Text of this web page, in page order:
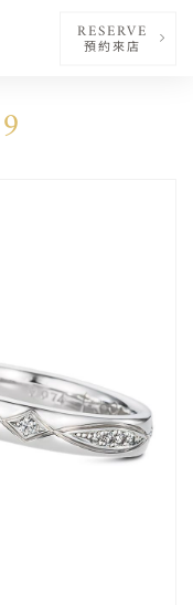
RESERVE
預約來店